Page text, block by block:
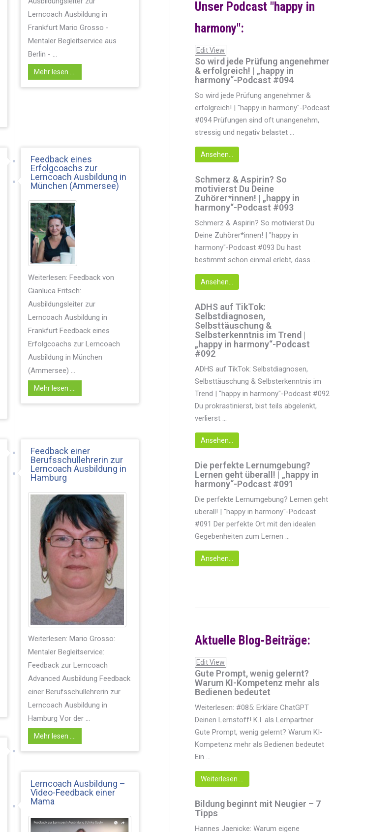
Lerncoach Ausbildung in
Frankfurt Mario Grosso -
Mentaler Begleitservice aus
Berlin - ...
Mehr lesen ....
Feedback eines
Erfolgcoachs zur
Lerncoach Ausbildung in
München (Ammersee)
Weiterlesen: Feedback von
Gianluca Fritsch:
Ausbildungsleiter zur
Lerncoach Ausbildung in
Frankfurt Feedback eines
Erfolgcoachs zur Lerncoach
Ausbildung in München
(Ammersee) ...
Mehr lesen ....
Feedback einer
Berufsschullehrerin zur
Lerncoach Ausbildung in
Hamburg
Weiterlesen: Mario Grosso:
Mentaler Begleitservice:
Feedback zur Lerncoach
Advanced Ausbildung Feedback
einer Berufsschullehrerin zur
Lerncoach Ausbildung in
Hamburg Vor der ...
Mehr lesen ....
Lerncoach Ausbildung –
Video-Feedback einer
Mama
Unser Podcast "happy in
harmony":
Edit View
So wird jede Prüfung angenehmer
& erfolgreich! | „happy in
harmony“-Podcast #094
So wird jede Prüfung angenehmer &
erfolgreich! | "happy in harmony"-Podcast
#094 Prüfungen sind oft unangenehm,
stressig und negativ belastet ...
Ansehen...
Schmerz & Aspirin? So
motivierst Du Deine
Zuhörer*innen! | „happy in
harmony“-Podcast #093
Schmerz & Aspirin? So motivierst Du
Deine Zuhörer*innen! | "happy in
harmony"-Podcast #093 Du hast
bestimmt schon einmal erlebt, dass ...
Ansehen...
ADHS auf TikTok:
Selbstdiagnosen,
Selbsttäuschung &
Selbsterkenntnis im Trend |
„happy in harmony“-Podcast
#092
ADHS auf TikTok: Selbstdiagnosen,
Selbsttäuschung & Selbsterkenntnis im
Trend | "happy in harmony"-Podcast #092
Du prokrastinierst, bist teils abgelenkt,
verlierst ...
Ansehen...
Die perfekte Lernumgebung?
Lernen geht überall! | „happy in
harmony“-Podcast #091
Die perfekte Lernumgebung? Lernen geht
überall! | "happy in harmony"-Podcast
#091 Der perfekte Ort mit den idealen
Gegebenheiten zum Lernen ...
Ansehen...
Aktuelle Blog-Beiträge:
Edit View
Gute Prompt, wenig gelernt?
Warum KI-Kompetenz mehr als
Bedienen bedeutet
Weiterlesen: #085: Erkläre ChatGPT
Deinen Lernstoff! K.I. als Lernpartner
Gute Prompt, wenig gelernt? Warum KI-
Kompetenz mehr als Bedienen bedeutet
Ein ...
Weiterlesen …
Bildung beginnt mit Neugier – 7
Tipps
Hannes Jaenicke: Warum eigene